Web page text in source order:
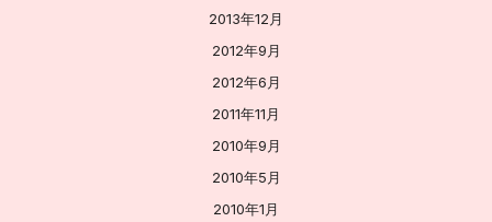
2013年12月
2012年9月
2012年6月
2011年11月
2010年9月
2010年5月
2010年1月